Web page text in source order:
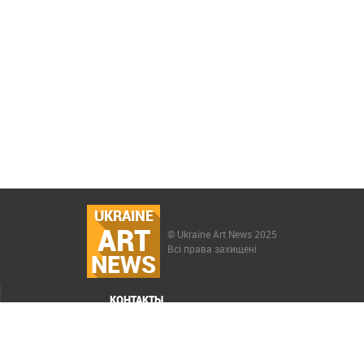
UKRAINE
ART
NEWS
© Ukraine Art News 2025
Всі права захищені
КОНТАКТЫ